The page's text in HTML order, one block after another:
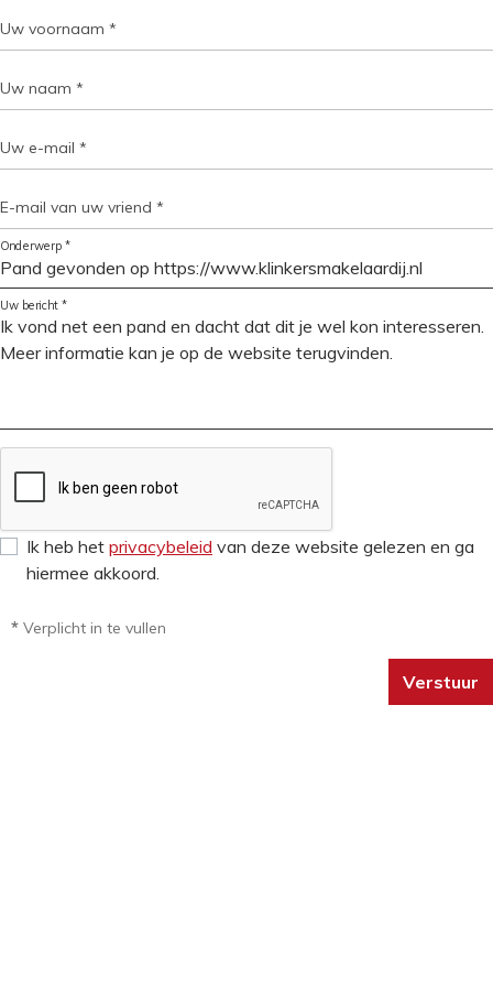
Uw voornaam *
Uw naam *
Uw e-mail *
E-mail van uw vriend *
Onderwerp *
Uw bericht *
Ik heb het privacybeleid van deze website gelezen en ga
hiermee akkoord.
* Verplicht in te vullen
Verstuur